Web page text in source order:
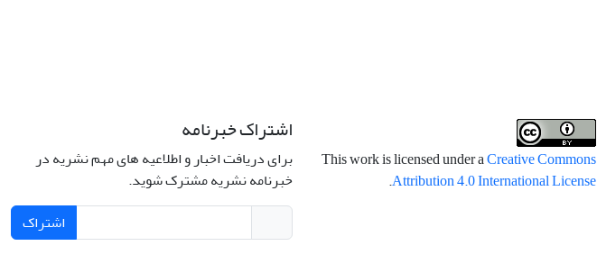
This work is licensed under aCreative Commons
Attribution 4.0 International License
.
اشتراک خبرنامه
برای دریافت اخبار و اطلاعیه های مهم نشریه در
خبرنامه نشریه مشترک شوید.
اشتراک